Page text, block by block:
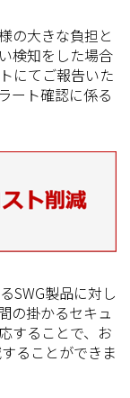
の大きな負担と
検知をした場合
にてご報告いた
ート確認に係る
SWG製品に対し
の掛かるセキュ
することで、お
ることができま